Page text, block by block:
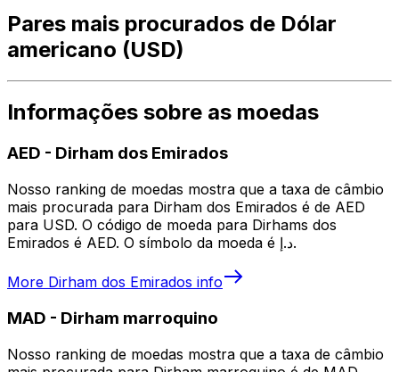
Pares mais procurados de Dólar
americano (USD)
Informações sobre as moedas
AED - Dirham dos Emirados
Nosso ranking de moedas mostra que a taxa de câmbio
mais procurada para Dirham dos Emirados é de AED
para USD. O código de moeda para Dirhams dos
Emirados é AED. O símbolo da moeda é د.إ.
More Dirham dos Emirados info
MAD - Dirham marroquino
Nosso ranking de moedas mostra que a taxa de câmbio